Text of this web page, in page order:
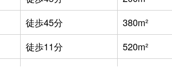
徒歩45分 380m²
徒歩11分 520m²